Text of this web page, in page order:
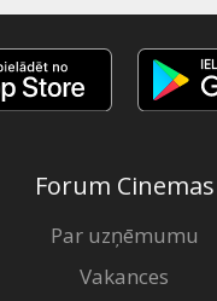
Forum Cinemas
Par uzņēmumu
Vakances